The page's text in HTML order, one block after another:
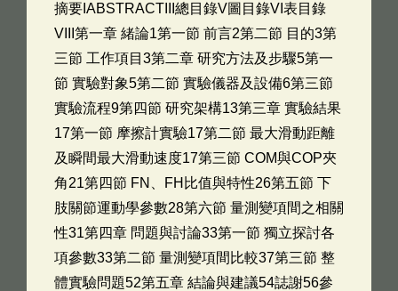
摘要IABSTRACTIII總目錄V圖目錄VI表目錄
VIII第一章 緒論1第一節 前言2第二節 目的3第
三節 工作項目3第二章 研究方法及步驟5第一
節 實驗對象5第二節 實驗儀器及設備6第三節
實驗流程9第四節 研究架構13第三章 實驗結果
17第一節 摩擦計實驗17第二節 最大滑動距離
及瞬間最大滑動速度17第三節 COM與COP夾
角21第四節 FN、FH比值與特性26第五節 下
肢關節運動學參數28第六節 量測變項間之相關
性31第四章 問題與討論33第一節 獨立探討各
項參數33第二節 量測變項間比較37第三節 整
體實驗問題52第五章 結論與建議54誌謝56參